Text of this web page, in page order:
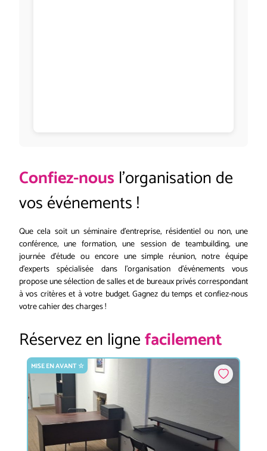
Confiez-nous l’organisation de
vos événements !
Que cela soit un séminaire d'entreprise, résidentiel ou non, une
conférence, une formation, une session de teambuilding, une
journée d'étude ou encore une simple réunion, notre équipe
d'experts spécialisée dans l'organisation d'événements vous
propose une sélection de salles et de bureaux privés correspondant
à vos critères et à votre budget. Gagnez du temps et confiez-nous
votre cahier des charges !
Réservez en lignefacilement
MISE EN AVANT ☆